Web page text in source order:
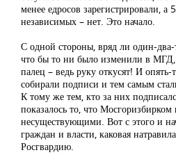
менее едросов зарегистрировали, а
независимых – нет. Это начало.
С одной стороны, вряд ли один-
что бы то ни было изменили в
палец – ведь руку откусят! И
собирали подписи и тем самым
К тому же тем, кто за них
показалось то, что Мосгоризбирком
несуществующими. Вот с этого и
граждан и власти, каковая
Росгвардию.